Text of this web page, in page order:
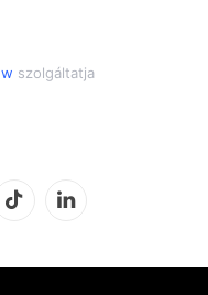
szolgáltatja
TikTok LinkedIn